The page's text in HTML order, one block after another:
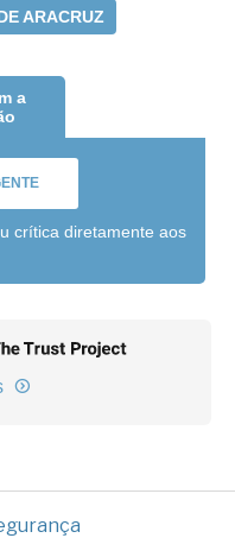
ARACRUZ
a
crítica diretamente aos